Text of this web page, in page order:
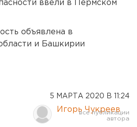
ввели в Пермском
объявлена в
и Башкирии
5 МАРТА 2020 В 11:24
Игорь Чукреев